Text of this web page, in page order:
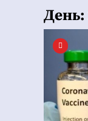
День: